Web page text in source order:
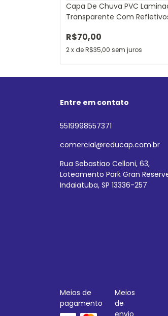
Capa De Chuva PVC
Transparente Com
R$70,00
2x deR$35,00 sem juros
5519998557371
comercial@reducap.com.br
Rua Sebastiao Celloni, 63,
Loteamento Park Gran
Indaiatuba, SP 13336-257
Meios de
pagamento
Meios
de
envio